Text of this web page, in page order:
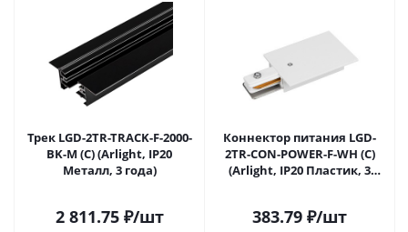
Трек LGD-2TR-TRACK-F-2000-
BK-M (C) (Arlight, IP20
Металл, 3 года)
2 811.75₽/шт
Коннектор питания LGD-
2TR-CON-POWER-F-WH (C)
(Arlight, IP20 Пластик, 3
383.79 ₽/шт